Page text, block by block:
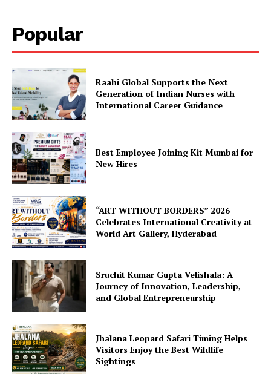
Popular
Raahi Global Supports the Next
Generation of Indian Nurses with
International Career Guidance
Best Employee Joining Kit Mumbai for
New Hires
“ART WITHOUT BORDERS” 2026
Celebrates International Creativity at
World Art Gallery, Hyderabad
Sruchit Kumar Gupta Velishala: A
Journey of Innovation, Leadership,
and Global Entrepreneurship
Jhalana Leopard Safari Timing Helps
Visitors Enjoy the Best Wildlife
Sightings